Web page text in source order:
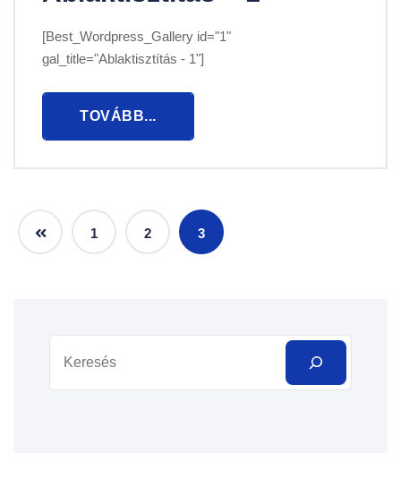
[Best_Wordpress_Gallery id="1"
gal_title="Ablaktisztítás - 1"]
TOVÁBB...
1 2 3
Keresés